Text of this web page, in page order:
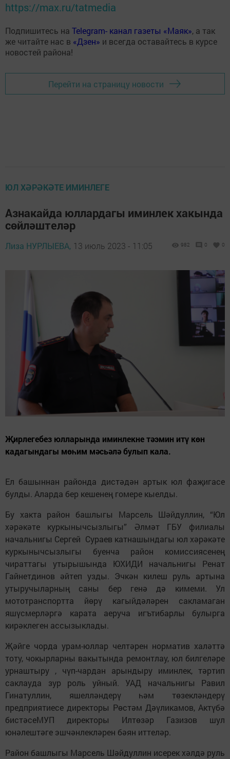
https://max.ru/tatmedia
Подпишитесь на Telegram- канал газеты «Маяк», а так
же читайте нас в «Дзен» и всегда оставайтесь в курсе
новостей района!
Перейти на страницу новости
ЮЛ ХӘРӘКӘТЕ ИМИНЛЕГЕ
Азнакайда юллардагы иминлек хакында
сөйләштеләр
Лиза НУРЛЫЕВА, 13 июль 2023 - 11:05 982 0 0
Җирлегебез юлларында иминлекне тәэмин итү көн
кадагындагы мөһим мәсьәлә булып кала.
Ел башыннан районда дистәдән артык юл фаҗигасе
булды. Аларда бер кешенең гомере кыелды.
Бу хакта район башлыгы Марсель Шәйдуллин, “Юл
хәрәкәте куркынычсызлыгы” Әлмәт ГБУ филиалы
начальнигы Сергей Сураев катнашындагы юл хәрәкәте
куркынычсызлыгы буенча район комиссиясенең
чираттагы утырышында ЮХИДИ начальнигы Ренат
Гайнетдинов әйтеп узды. Эчкән килеш руль артына
утыручыларның саны бер генә дә кимеми. Ул
мототранспортта йөрү кагыйдәләрен сакламаган
яшүсмерләргә карата аеруча игътибарлы булырга
кирәклеген ассызыклады.
Җәйге чорда урам-юллар челтәрен норматив халәттә
тоту, чокырларны вакытында ремонтлау, юл билгеләре
урнаштыру , чүп-чардан арындыру иминлек, тәртип
саклауда зур роль уйный. УАД начальнигы Равил
Гинатуллин, яшелләндерү һәм төзекләндерү
предприятиесе директоры Рөстәм Дәүликамов, Актүбә
бистәсеМУП директоры Илтөзәр Газизов шул
юнәлештәге эшчәнлекләрен бәян иттеләр.
Район башлыгы Марсель Шәйдуллин исерек хәлдә руль